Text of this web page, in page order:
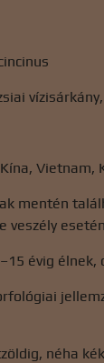
Vietnam,
mentén
veszély
évig
néha